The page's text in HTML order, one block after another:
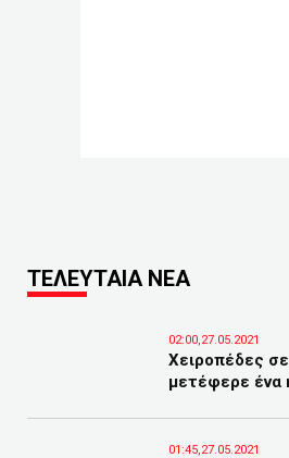
ΤΕΛΕΥΤΑΙΑ ΝΕΑ
02:00,27.05.2021
Χειροπέδες
μετέφερε ένα
01:45,27.05.2021